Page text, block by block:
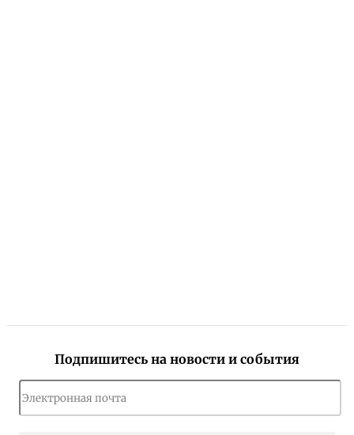
Подпишитесь на новости и события